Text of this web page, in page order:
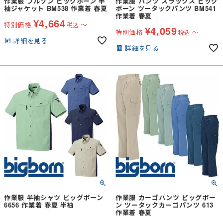
袖ジャケット BM538 作業着 春夏
特別価格 ¥4,664税込 〜
詳細を見る
ボーン ツータックパンツ BM541
作業着 春夏
特別価格 ¥4,059税込 〜
詳細を見る
作業服 半袖シャツ ビッグボーン
6656 作業着 春夏 半袖
作業服 カーゴパンツ ビッグボー
ン ツータックカーゴパンツ 613
作業着 春夏